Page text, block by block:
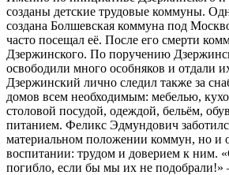
созданы детские трудовые коммуны.
создана Болшевская коммуна под
часто посещал её. После его смерти
Дзержинского. По поручению
освободили много особняков и отдали
Дзержинский лично следил также за
домов всем необходимым: мебелью,
столовой посудой, одеждой, бельём,
питанием. Феликс Эдмундович
материальном положении коммун, но и
воспитании: трудом и доверием к ним.
погибло, если бы мы их не подобрали!»